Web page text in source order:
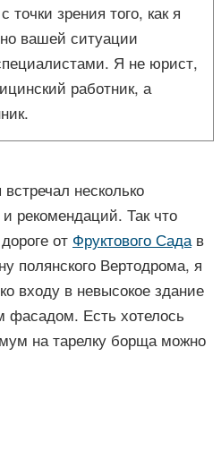
точки зрения того, как я
вашей ситуации
Я не юрист,
работник, а
несколько
рекомендаций. Так что
от Фруктового Садав
полянского Вертодрома, я
входу в невысокое здание
фасадом. Есть хотелось
на тарелку борща можно